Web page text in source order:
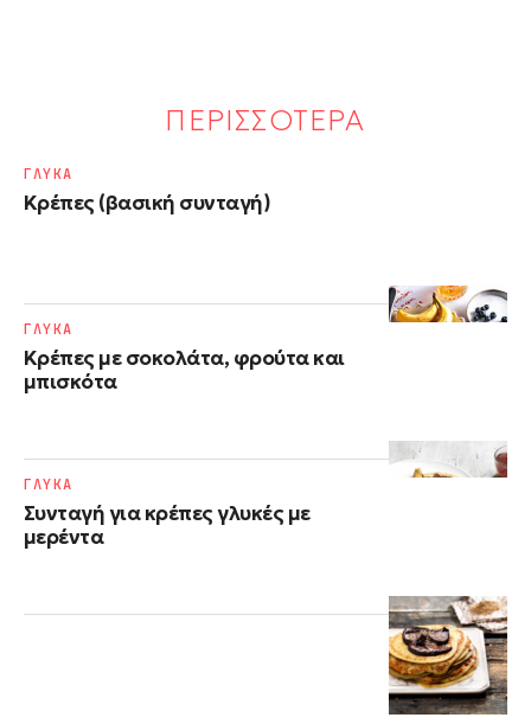
ΠΕΡΙΣΣΟΤΕΡΑ
Κρέπες (βασική συνταγή)
ΓΛΥΚΑ
Κρέπες με σοκολάτα, φρούτα και
μπισκότα
ΓΛΥΚΑ
Συνταγή για κρέπες γλυκές με
μερέντα
ΓΛΥΚΑ